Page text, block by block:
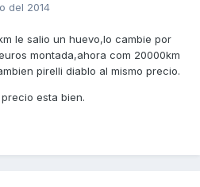
del 2014
le salio un huevo,lo cambie por
montada,ahora com 20000km
pirelli diablo al mismo precio.
esta bien.